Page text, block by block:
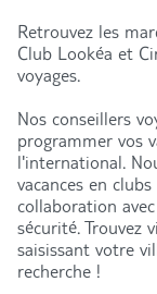
Retrouvez les
Club Lookéa et
voyages.
Nos conseillers
programmer vos
l'international.
vacances en
collaboration
sécurité. Trouvez
saisissant votre
recherche !